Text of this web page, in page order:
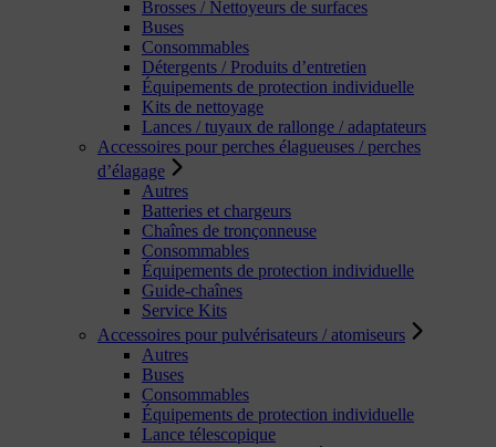
Brosses / Nettoyeurs de surfaces
Buses
Consommables
Détergents / Produits d’entretien
Équipements de protection individuelle
Kits de nettoyage
Lances / tuyaux de rallonge / adaptateurs
Accessoires pour perches élagueuses / perches
d’élagage
Autres
Batteries et chargeurs
Chaînes de tronçonneuse
Consommables
Équipements de protection individuelle
Guide-chaînes
Service Kits
Accessoires pour pulvérisateurs / atomiseurs
Autres
Buses
Consommables
Équipements de protection individuelle
Lance télescopique